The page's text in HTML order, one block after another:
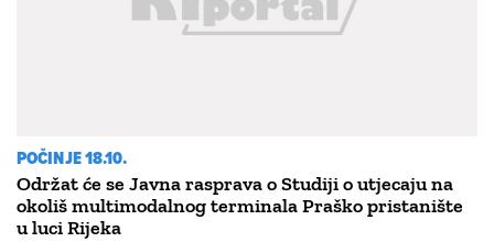
POČINJE 18.10.
Održat će se Javna rasprava o Studiji o utjecaju na
okoliš multimodalnog terminala Praško pristanište
u luci Rijeka